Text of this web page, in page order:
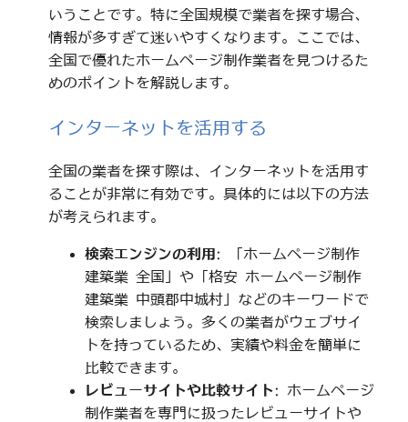
いうことです。特に全国規模で業者を探す場合、
情報が多すぎて迷いやすくなります。ここでは、
全国で優れたホームページ制作業者を見つけるた
めのポイントを解説します。
インターネットを活用する
全国の業者を探す際は、インターネットを活用す
ることが非常に有効です。具体的には以下の方法
が考えられます。
検索エンジンの利用 : 「ホームページ制作
建築業 全国」や「格安 ホームページ制作
建築業 中頭郡中城村」などのキーワードで
検索しましょう。多くの業者がウェブサイ
トを持っているため、実績や料金を簡単に
比較できます。
レビューサイトや比較サイト: ホームページ
制作業者を専門に扱ったレビューサイトや